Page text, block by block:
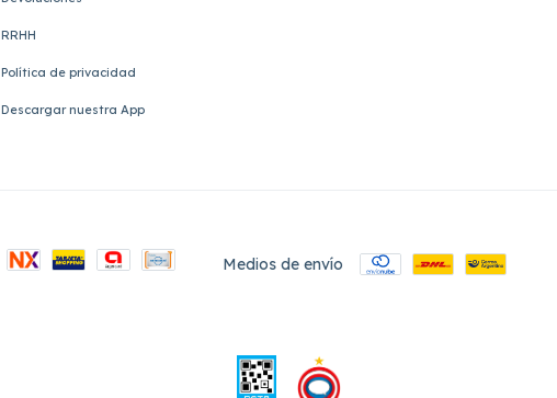
RRHH
Política de privacidad
Descargar nuestra App
Medios de envío